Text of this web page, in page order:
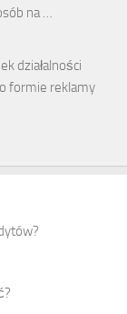
na …
działalności
formie reklamy